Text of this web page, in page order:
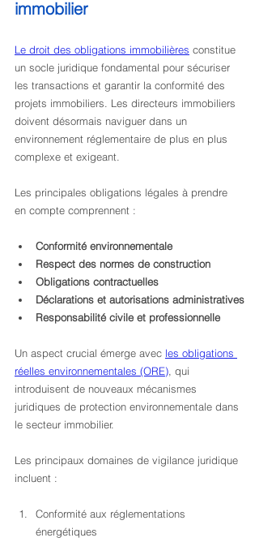
immobilier
Le droit des obligations immobilières constitue
un socle juridique fondamental pour sécuriser
les transactions et garantir la conformité des
projets immobiliers. Les directeurs immobiliers
doivent désormais naviguer dans un
environnement réglementaire de plus en plus
complexe et exigeant.
Les principales obligations légales à prendre
en compte comprennent :
Conformité environnementale
Respect des normes de construction
Obligations contractuelles
Déclarations et autorisations administratives
Responsabilité civile et professionnelle
Un aspect crucial émerge avec les obligations
réelles environnementales (ORE) , qui
introduisent de nouveaux mécanismes
juridiques de protection environnementale dans
le secteur immobilier.
Les principaux domaines de vigilance juridique
incluent :
Conformité aux réglementations
énergétiques